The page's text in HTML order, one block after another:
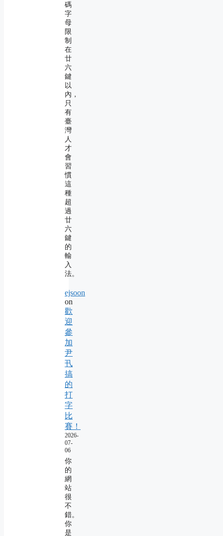
碼
字
母
限
制
在
廿
六
鍵
以
內，
只
有
臺
灣
人
才
會
習
慣
這
種
超
過
廿
六
鍵
的
輸
入
法。
ejsoon
on
歡
迎
參
加
尹
卂
搞
的
打
字
比
賽！
2026-
07-
06
你
的
網
站
很
不
錯。
你
是